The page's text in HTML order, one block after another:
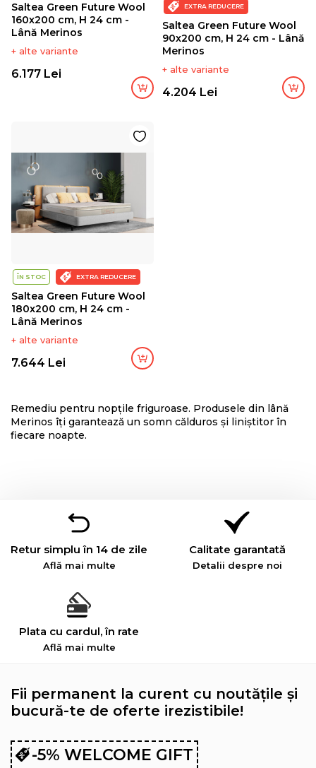
Saltea Green Future Wool
160x200 cm, H 24 cm -
Lână Merinos
+ alte variante
6.177 Lei
EXTRA REDUCERE
Saltea Green Future Wool
90x200 cm, H 24 cm - Lână
Merinos
+ alte variante
4.204 Lei
ÎN STOC EXTRA REDUCERE
Saltea Green Future Wool
180x200 cm, H 24 cm -
Lână Merinos
+ alte variante
7.644 Lei
Remediu pentru nopțile friguroase. Produsele din lână
Merinos îți garantează un somn călduros și liniștitor în
fiecare noapte.
Retur simplu în 14 de zile
Află mai multe
Calitate garantată
Detalii despre noi
Plata cu cardul, în rate
Află mai multe
Fii permanent la curent cu noutățile și
bucură-te de oferte irezistibile!
-5% WELCOME GIFT